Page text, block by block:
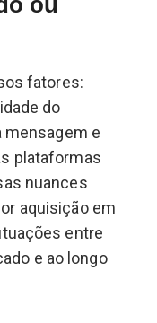
fatores:
do
mensagem e
plataformas
nuances
aquisição em
entre
e ao longo